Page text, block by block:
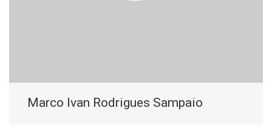
Marco Ivan Rodrigues Sampaio